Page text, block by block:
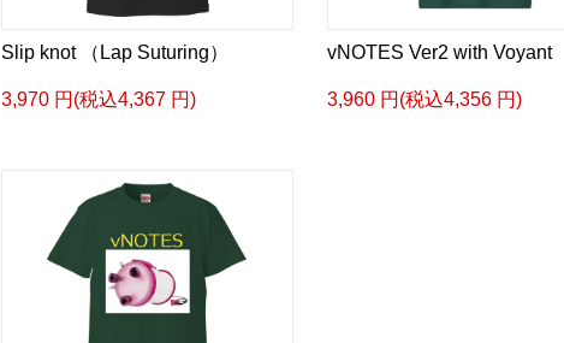
Slip knot （Lap Suturing）
3,970 円(税込4,367 円)
vNOTES Ver2 with Voyant
3,960 円(税込4,356 円)